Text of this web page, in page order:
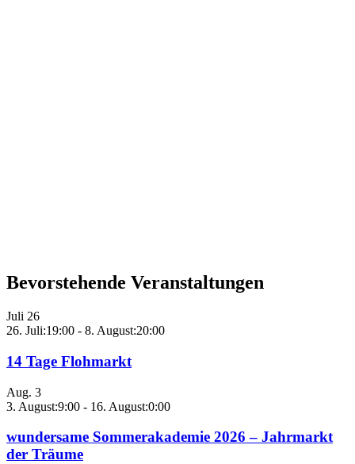
Bevorstehende Veranstaltungen
Juli 26
26. Juli:19:00 - 8. August:20:00
14 Tage Flohmarkt
Aug. 3
3. August:9:00 - 16. August:0:00
wundersame Sommerakademie 2026 – Jahrmarkt
der Träume